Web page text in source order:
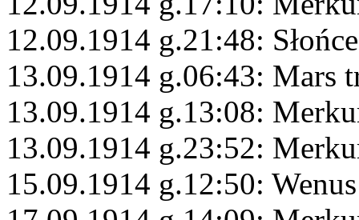
12.09.1914 g.21:48:
13.09.1914 g.06:43: Mars
13.09.1914 g.13:08:
13.09.1914 g.23:52:
15.09.1914 g.12:50: